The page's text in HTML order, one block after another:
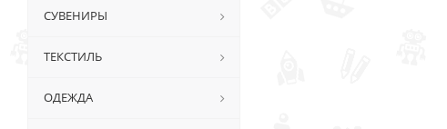
СУВЕНИРЫ
ТЕКСТИЛЬ
ОДЕЖДА